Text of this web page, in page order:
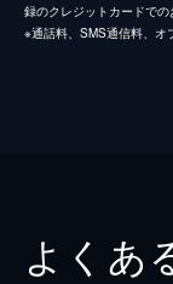
録のクレジットカードでの
※通話料、SMS通信料、オ
よくあ